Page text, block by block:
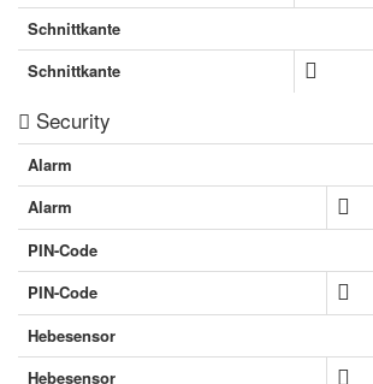
Schnittkante
Schnittkante
Security
Alarm
Alarm
PIN-Code
PIN-Code
Hebesensor
Hebesensor